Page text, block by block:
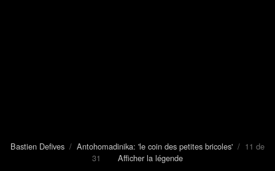
Bastien Defives / Antohomadinika: 'le coin des petites bricoles' / 11 de
31 Afficher la légende